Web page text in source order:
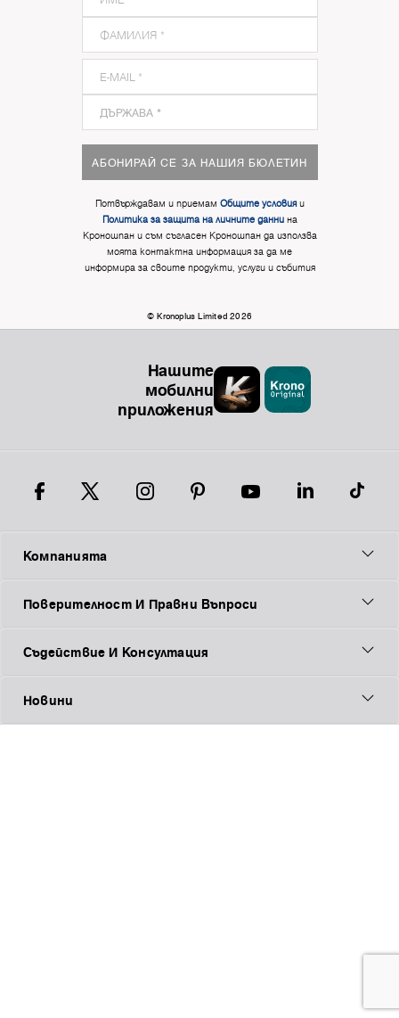
АБОНИРАЙ СЕ ЗА НАШИЯ БЮЛЕТИН
Потвърждавам и приемам Общите условияи
Политика за защита на личните даннина
Кроношпан и съм съгласен Кроношпан да използва
моята контактна информация за да ме
информира за своите продукти, услуги и събития
© Kronoplus Limited 2026
Нашите
мобилни
приложения
Компанията
Поверителност И Правни Въпроси
Съдействие И Консултация
Новини